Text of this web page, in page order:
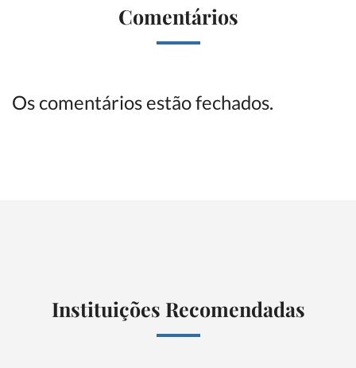
Comentários
Os comentários estão fechados.
Instituições Recomendadas